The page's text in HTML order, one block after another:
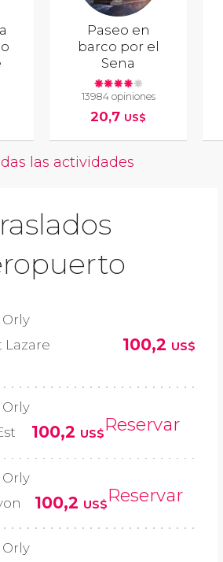
Paseo en
barco por el
Sena
13984 opiniones
20,7 US$
las actividades
Lazare
100,2 US$
100,2 US$Reservar
100,2 US$Reservar